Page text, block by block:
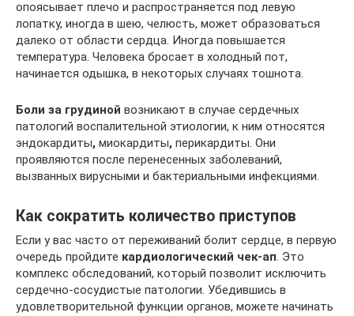
опоясывает плечо и распространяется под левую
лопатку, иногда в шею, челюсть, может образоваться
далеко от области сердца. Иногда повышается
температура. Человека бросает в холодный пот,
начинается одышка, в некоторых случаях тошнота.
Боли за грудиной возникают в случае сердечных
патологий воспалительной этиологии, к ним относятся
эндокардиты, миокардиты, перикардиты. Они
проявляются после перенесенных заболеваний,
вызванных вирусными и бактериальными инфекциями.
Как сократить количество приступов
Если у вас часто от переживаний болит сердце, в первую
очередь пройдите кардиологический чек-ап. Это
комплекс обследований, который позволит исключить
сердечно-сосудистые патологии. Убедившись в
удовлетворительной функции органов, можете начинать